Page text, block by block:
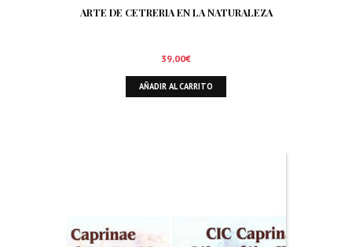
ARTE DE CETRERIA EN LA NATURALEZA
39,00€
AÑADIR AL CARRITO